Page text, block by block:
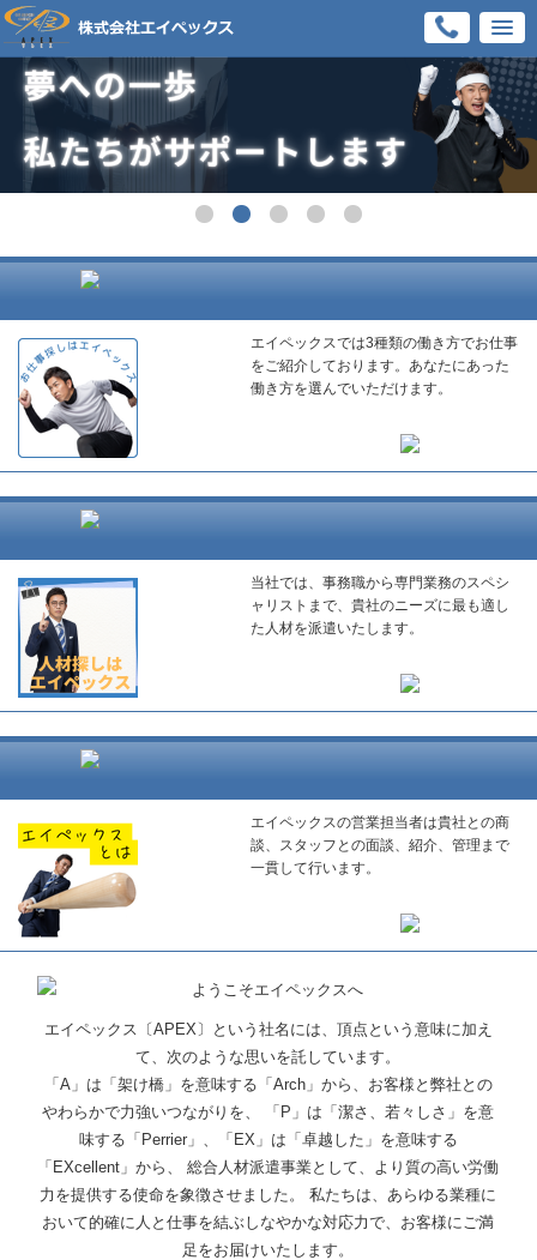
エイペックスでは3種類の働き方でお仕事
をご紹介しております。あなたにあった
働き方を選んでいただけます。
当社では、事務職から専門業務のスペシ
ャリストまで、貴社のニーズに最も適し
た人材を派遣いたします。
エイペックスの営業担当者は貴社との商
談、スタッフとの面談、紹介、管理まで
一貫して行います。
エイペックス〔APEX〕という社名には、頂点という意味に加え
て、次のような思いを託しています。
「A」は「架け橋」を意味する「Arch」から、お客様と弊社との
やわらかで力強いつながりを、 「P」は「潔さ、若々しさ」を意
味する「Perrier」、「EX」は「卓越した」を意味する
「EXcellent」から、 総合人材派遣事業として、より質の高い労働
力を提供する使命を象徴させました。 私たちは、あらゆる業種に
おいて的確に人と仕事を結ぶしなやかな対応力で、お客様にご満
足をお届けいたします。